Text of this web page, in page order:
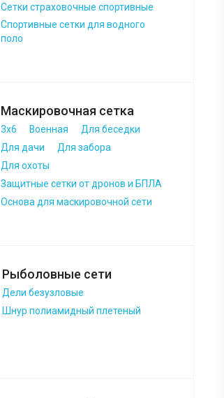
Сетки страховочные спортивные
Спортивные сетки для водного
поло
Маскировочная сетка
3х6 Военная
Для беседки
Для дачи
Для забора
Для охоты
Защитные сетки от дронов и БПЛА
Основа для маскировочной сети
Рыболовные сети
Дели безузловые
Шнур полиамидный плетеный